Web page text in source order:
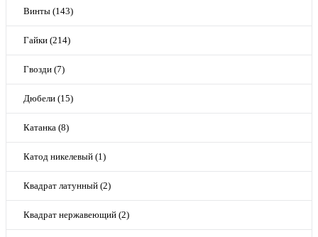
Винты (143)
Гайки (214)
Гвозди (7)
Дюбели (15)
Катанка (8)
Катод никелевый (1)
Квадрат латунный (2)
Квадрат нержавеющий (2)